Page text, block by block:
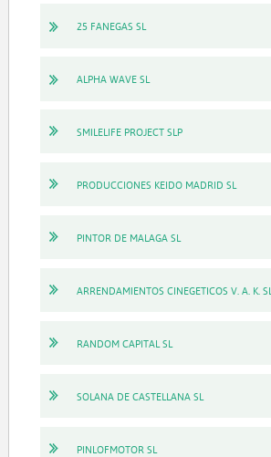
25 FANEGAS SL
ALPHA WAVE SL
SMILELIFE PROJECT SLP
PRODUCCIONES KEIDO MADRID SL
PINTOR DE MALAGA SL
ARRENDAMIENTOS CINEGETICOS V. A. K. SL
RANDOM CAPITAL SL
SOLANA DE CASTELLANA SL
PINLOFMOTOR SL